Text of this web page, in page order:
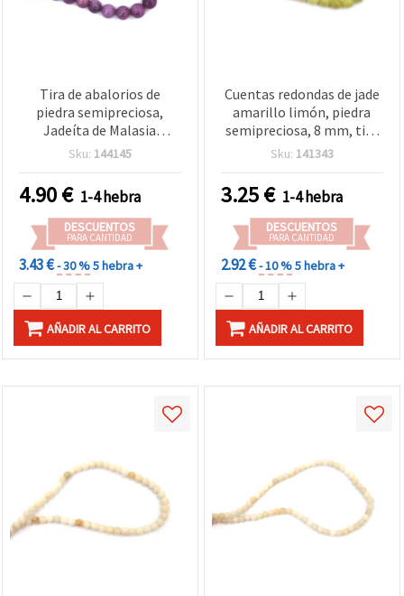
Tira de abalorios de
piedra semipreciosa,
Jadeíta de Malasia
(cuarzo teñido), morado,
Sku: 144145
4.90€ 1-4 hebra
DESCUENTOS
PARA CANTIDAD
3.43 €- 30 %5 hebra +
AÑADIR AL CARRITO
Cuentas redondas de jade
amarillo limón, piedra
semipreciosa, 8 mm, tira
de aprox. 45 uds para
manualidades DIY
Sku: 141343
3.25€ 1-4 hebra
DESCUENTOS
PARA CANTIDAD
2.92 €- 10 %5 hebra +
AÑADIR AL CARRITO